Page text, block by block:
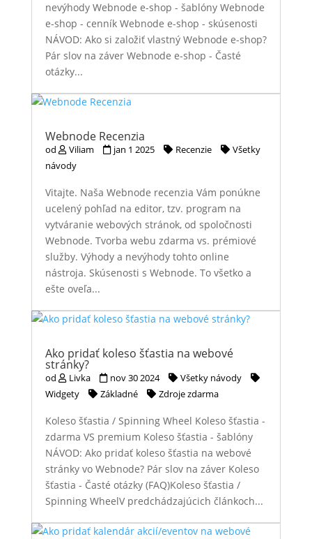
nevýhody Webnode e-shop - šablóny Webnode
e-shop - cenník Webnode e-shop - skúsenosti
NÁVOD: Ako si založiť vlastný Webnode e-shop?
Pár slov na záver Webnode e-shop - Časté
otázky...
Webnode Recenzia
od Viliam jan 1 2025 Recenzie
Všetky
návody
Vitajte. Naša Webnode recenzia Vám ponúkne
ucelený pohľad na editor, tzv. program na
vytváranie webových stránok, od spoločnosti
Webnode. Tvorba webu zdarma vs. prémiové
služby. Výhody a nevýhody tohto online
nástroja. Skúsenosti s Webnode. To všetko a
ešte oveľa...
Ako pridať koleso šťastia na webové
stránky?
od Livka nov 30 2024
Všetky návody
Widgety
Základné Zdroje zdarma
Koleso šťastia / Spinning Wheel Koleso šťastia -
zdarma VS premium Koleso šťastia - šablóny
NÁVOD: Ako pridať koleso šťastia na webové
stránky vo Webnode? Pár slov na záver Koleso
šťastia - Časté otázky (FAQ)Koleso šťastia /
Spinning WheelV predchádzajúcich článkoch...